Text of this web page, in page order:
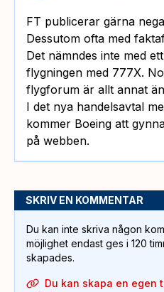
FT publicerar gärna
Dessutom ofta med
Det nämndes inte med
flygningen med 777X.
flygforum är allt annat
I det nya handelsavtal
kommer Boeing att
på webben.
SKRIV EN KOMMENTAR
Du kan inte skriva någon
möjlighet endast ges i 120
skapades.
Du kan skapa en egen